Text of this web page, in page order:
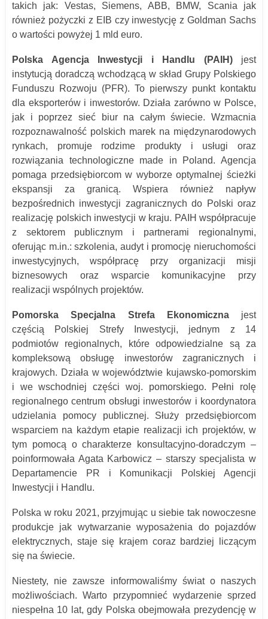
takich jak: Vestas, Siemens, ABB, BMW, Scania jak
również pożyczki z EIB czy inwestycję z Goldman Sachs
o wartości powyżej 1 mld euro.
Polska Agencja Inwestycji i Handlu (PAIH)jest
instytucją doradczą wchodzącą w skład Grupy Polskiego
Funduszu Rozwoju (PFR). To pierwszy punkt kontaktu
dla eksporterów i inwestorów. Działa zarówno w Polsce,
jak i poprzez sieć biur na całym świecie. Wzmacnia
rozpoznawalność polskich marek na międzynarodowych
rynkach, promuje rodzime produkty i usługi oraz
rozwiązania technologiczne made in Poland. Agencja
pomaga przedsiębiorcom w wyborze optymalnej ścieżki
ekspansji za granicą. Wspiera również napływ
bezpośrednich inwestycji zagranicznych do Polski oraz
realizację polskich inwestycji w kraju. PAIH współpracuje
z sektorem publicznym i partnerami regionalnymi,
oferując m.in.: szkolenia, audyt i promocję nieruchomości
inwestycyjnych, współpracę przy organizacji misji
biznesowych oraz wsparcie komunikacyjne przy
realizacji wspólnych projektów.
Pomorska Specjalna Strefa Ekonomicznajest
częścią Polskiej Strefy Inwestycji, jednym z 14
podmiotów regionalnych, które odpowiedzialne są za
kompleksową obsługę inwestorów zagranicznych i
krajowych. Działa w województwie kujawsko-pomorskim
i we wschodniej części woj. pomorskiego. Pełni rolę
regionalnego centrum obsługi inwestorów i koordynatora
udzielania pomocy publicznej. Służy przedsiębiorcom
wsparciem na każdym etapie realizacji ich projektów, w
tym pomocą o charakterze konsultacyjno-doradczym –
poinformowała Agata Karbowicz – starszy specjalista w
Departamencie PR i Komunikacji Polskiej Agencji
Inwestycji i Handlu.
Polska w roku 2021, przyjmując u siebie tak nowoczesne
produkcje jak wytwarzanie wyposażenia do pojazdów
elektrycznych, staje się krajem coraz bardziej liczącym
się na świecie.
Niestety, nie zawsze informowaliśmy świat o naszych
możliwościach. Warto przypomnieć wydarzenie sprzed
niespełna 10 lat, gdy Polska obejmowała prezydencję w